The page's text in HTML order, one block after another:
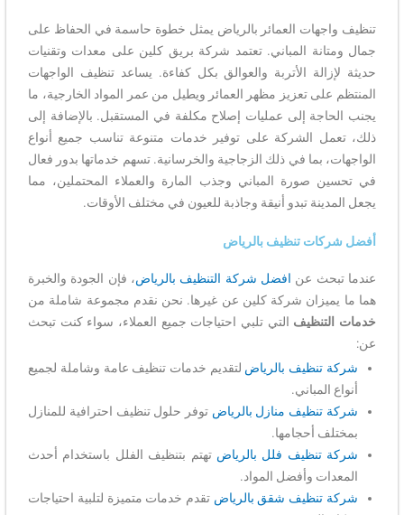
تنظيف واجهات العمائر بالرياض يمثل خطوة حاسمة في الحفاظ على
جمال ومتانة المباني. تعتمد شركة بريق كلين على معدات وتقنيات
حديثة لإزالة الأتربة والعوالق بكل كفاءة. يساعد تنظيف الواجهات
المنتظم على تعزيز مظهر العمائر ويطيل من عمر المواد الخارجية، ما
يجنب الحاجة إلى عمليات إصلاح مكلفة في المستقبل. بالإضافة إلى
ذلك، تعمل الشركة على توفير خدمات متنوعة تناسب جميع أنواع
الواجهات، بما في ذلك الزجاجية والخرسانية. تسهم خدماتها بدور فعال
في تحسين صورة المباني وجذب المارة والعملاء المحتملين، مما
يجعل المدينة تبدو أنيقة وجاذبة للعيون في مختلف الأوقات.
أفضل شركات تنظيف بالرياض
عندما تبحث عن افضل شركة التنظيف بالرياض، فإن الجودة والخبرة
هما ما يميزان شركة كلين عن غيرها. نحن نقدم مجموعة شاملة من
خدمات التنظيف التي تلبي احتياجات جميع العملاء، سواء كنت تبحث
عن:
شركة تنظيف بالرياض لتقديم خدمات تنظيف عامة وشاملة لجميع
أنواع المباني.
شركة تنظيف منازل بالرياض توفر حلول تنظيف احترافية للمنازل
بمختلف أحجامها.
شركة تنظيف فلل بالرياض تهتم بتنظيف الفلل باستخدام أحدث
المعدات وأفضل المواد.
شركة تنظيف شقق بالرياض تقدم خدمات متميزة لتلبية احتياجات